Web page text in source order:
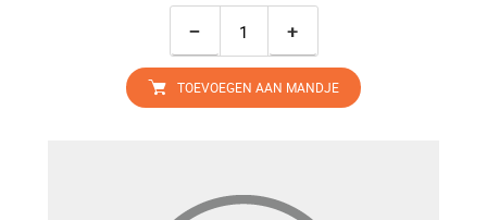
− +
TOEVOEGEN AAN MANDJE